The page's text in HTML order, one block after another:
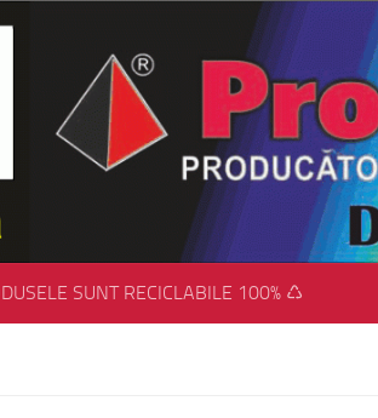
SUNT RECICLABILE 100% ♺